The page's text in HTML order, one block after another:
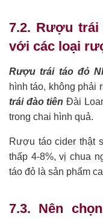
7.2. Rượu trái
với các loại
Rượu trái táo đỏ
hình táo, không phải
trái đào tiên Đài
trong chai hình quả.
Rượu táo cider thật
thấp 4-8%, vị chua
táo đỏ là sản phẩm
7.3. Nên